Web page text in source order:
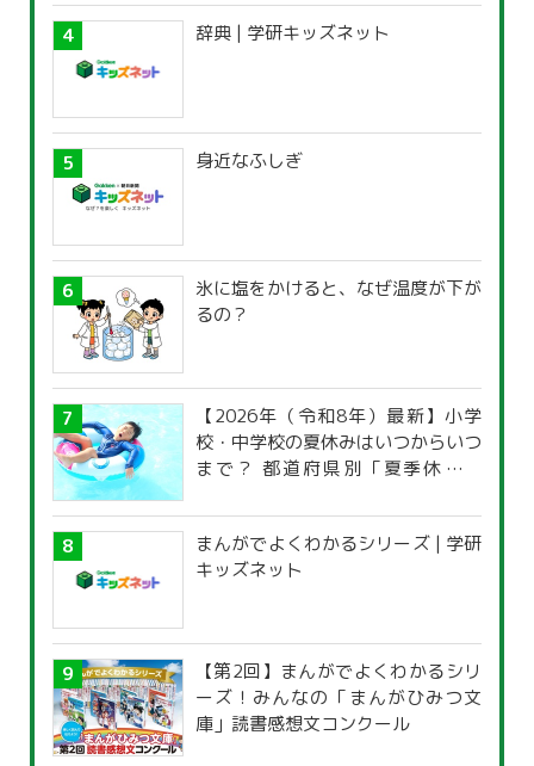
辞典 | 学研キッズネット
身近なふしぎ
氷に塩をかけると、なぜ温度が下が
るの？
【2026年（令和8年）最新】小学
校・中学校の夏休みはいつからいつ
まで？ 都道府県別「夏季休暇一
まんがでよくわかるシリーズ | 学研
キッズネット
【第2回】まんがでよくわかるシリ
ーズ！みんなの「まんがひみつ文
庫」読書感想文コンクール